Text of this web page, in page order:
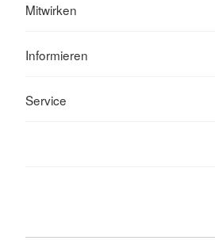
Mitwirken
Informieren
Service